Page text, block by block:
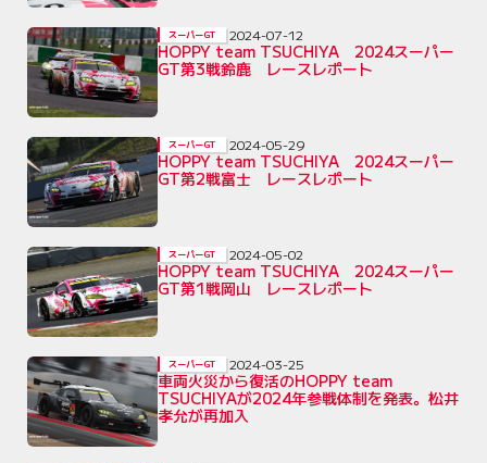
HOPPY team TSUCHIYA 2024スーパー
GT第3戦鈴鹿 レースレポート
スーパーGT 2024-07-12
HOPPY team TSUCHIYA 2024スーパー
GT第2戦富士 レースレポート
スーパーGT 2024-05-29
HOPPY team TSUCHIYA 2024スーパー
GT第1戦岡山 レースレポート
スーパーGT 2024-05-02
車両火災から復活のHOPPY team
TSUCHIYAが2024年参戦体制を発表。松井
孝允が再加入
スーパーGT 2024-03-25